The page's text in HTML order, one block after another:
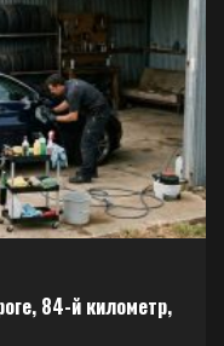
84-й километр,